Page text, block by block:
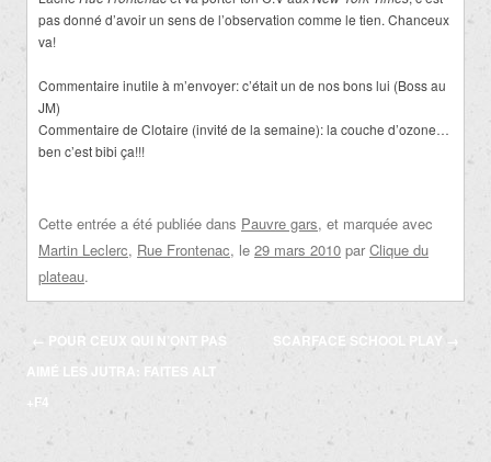
pas donné d’avoir un sens de l’observation comme le tien. Chanceux
va!
Commentaire inutile à m’envoyer: c’était un de nos bons lui (Boss au
JM)
Commentaire de Clotaire (invité de la semaine): la couche d’ozone…
ben c’est bibi ça!!!
Cette entrée a été publiée dans Pauvre gars, et marquée avec
Martin Leclerc, Rue Frontenac, le 29 mars 2010 par Clique du
plateau.
Navigation
des
articles
← POUR CEUX QUI N’ONT PAS
AIMÉ LES JUTRA: FAITES ALT
+F4
SCARFACE SCHOOL PLAY →